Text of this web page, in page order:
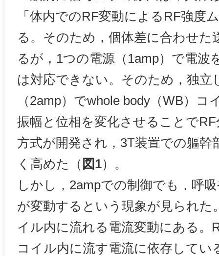
「体内でのRF変動によるRF強度
る。そのため，個体差に合わせた
るが，1つの電源（1amp）で電波
は対応できない。そのため，独立
（2amp）でwhole body（WB）
振幅と位相を変化させることで
方式が開発され，3T装置での軀幹
く高めた（ 図1）。
しかし，2ampでの制御でも，呼
が変動するという現象が見られた
イル内に流れる電流変動にある。
コイル内に流す電流に依存してい